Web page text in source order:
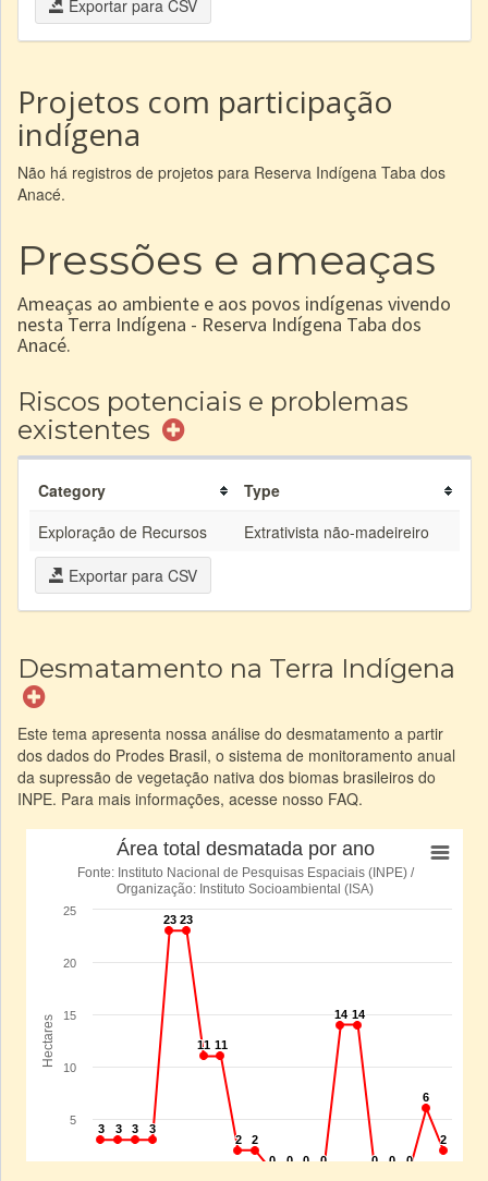
Exportar para CSV
Projetos com participação
indígena
Não há registros de projetos para Reserva Indígena Taba dos
Anacé.
Pressões e ameaças
Ameaças ao ambiente e aos povos indígenas vivendo
nesta Terra Indígena - Reserva Indígena Taba dos
Anacé.
Riscos potenciais e problemas
existentes
Category
Type
Exploração de Recursos
Extrativista não-madeireiro
Exportar para CSV
Desmatamento na Terra Indígena
Este tema apresenta nossa análise do desmatamento a partir
dos dados do Prodes Brasil, o sistema de monitoramento anual
da supressão de vegetação nativa dos biomas brasileiros do
INPE. Para mais informações, acesse nosso FAQ.